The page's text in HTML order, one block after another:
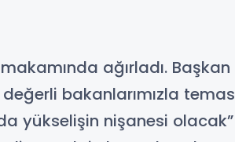
ağırladı. Başkan
bakanlarımızla temas
yükselişin nişanesi olacak”